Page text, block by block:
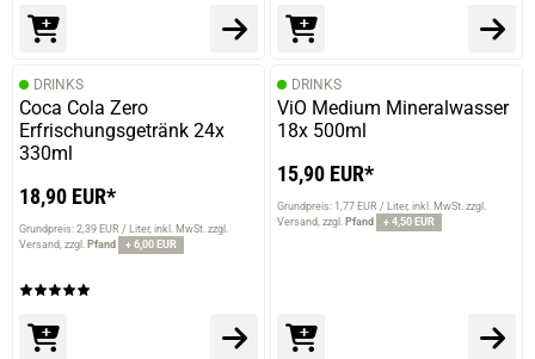
DRINKS
Coca Cola Zero
Erfrischungsgetränk 24x
330ml
18,90 EUR*
Grundpreis: 2,39 EUR / Liter inkl. MwSt. zzgl.
Versand zzgl. Pfand + 6,00 EUR
DRINKS
ViO Medium Mineralwasser
18x 500ml
15,90 EUR*
Grundpreis: 1,77 EUR / Liter inkl. MwSt. zzgl.
Versand zzgl. Pfand + 4,50 EUR